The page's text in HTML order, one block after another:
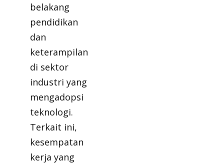
belakang
pendidikan
dan
keterampilan
di sektor
industri yang
mengadopsi
teknologi.
Terkait ini,
kesempatan
kerja yang